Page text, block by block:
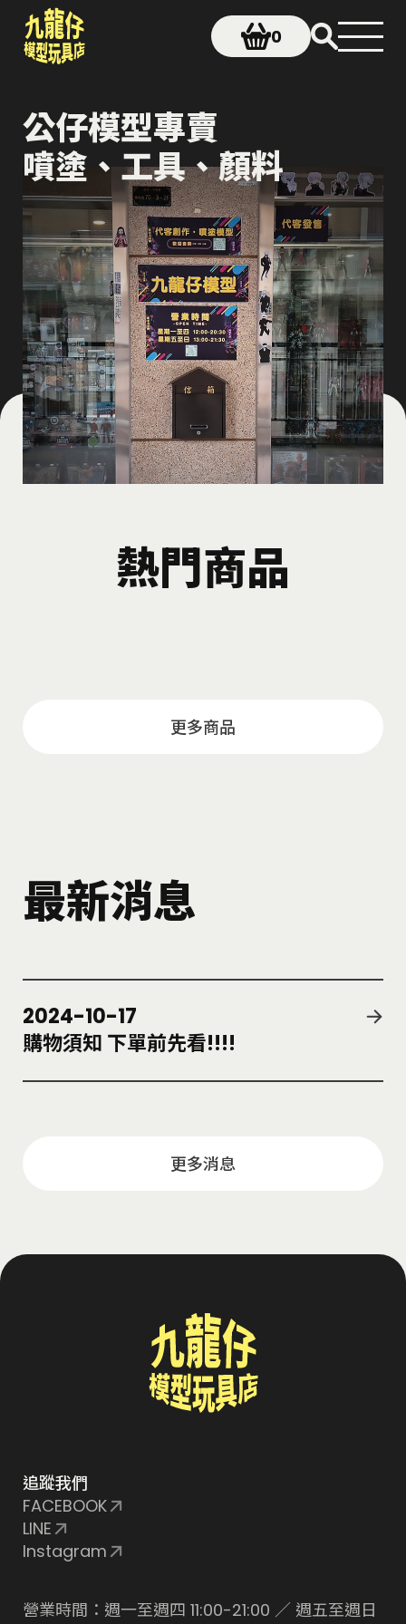
0
公仔模型專賣
噴塗、工具、顏料
熱門商品
更多商品
最新消息
2024-10-17
購物須知 下單前先看!!!!
更多消息
追蹤我們
FACEBOOK
LINE
Instagram
營業時間：週一至週四 11:00-21:00 ／ 週五至週日